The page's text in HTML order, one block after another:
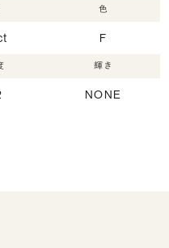
色
F
輝き
NONE